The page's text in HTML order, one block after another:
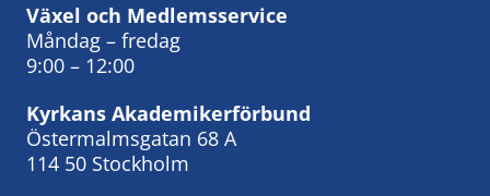
Växel och Medlemsservice
Måndag – fredag
9:00 – 12:00
Kyrkans Akademikerförbund
Östermalmsgatan 68 A
114 50 Stockholm